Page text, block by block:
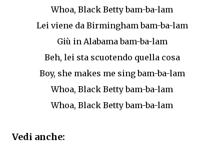
Whoa, Black Betty bam-ba-lam
Lei viene da Birmingham bam-ba-lam
Giù in Alabama bam-ba-lam
Beh, lei sta scuotendo quella cosa
Boy, she makes me sing bam-ba-lam
Whoa, Black Betty bam-ba-lam
Whoa, Black Betty bam-ba-lam
Vedi anche: